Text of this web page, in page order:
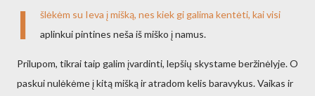
I
šlėkėm su Ieva į mišką, nes kiek gi galima kentėti, kai visi
aplinkui pintines neša iš miško į namus.
Prilupom, tikrai taip galim įvardinti, lepšių skystame beržinėlyje. O
paskui nulėkėme į kitą mišką ir atradom kelis baravykus. Vaikas ir